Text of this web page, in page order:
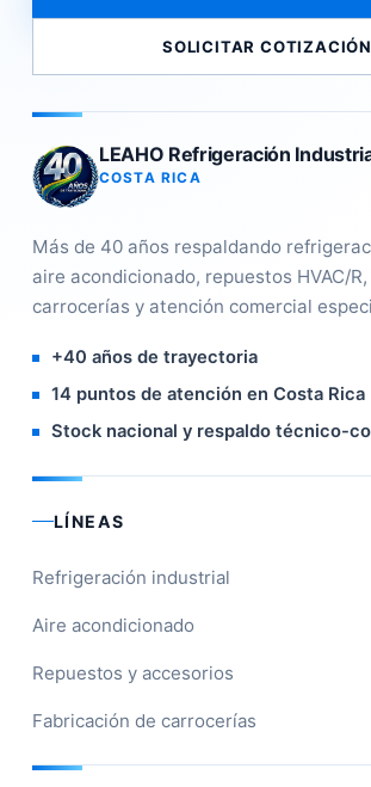
SOLICITAR COTIZACIÓN
LEAHO Refrigeración
COSTA RICA
Más de 40 años respaldando
aire acondicionado, repuestos HVAC/
carrocerías y atención comercial
+40 años de trayectoria
14 puntos de atención en Costa Rica
Stock nacional y respaldo técnico-
LÍNEAS
Refrigeración industrial
Aire acondicionado
Repuestos y accesorios
Fabricación de carrocerías